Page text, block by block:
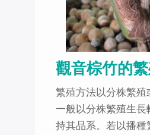
觀音棕竹的
繁殖方法以分株繁殖
一般以分株繁殖生長
持其品系。若以播種